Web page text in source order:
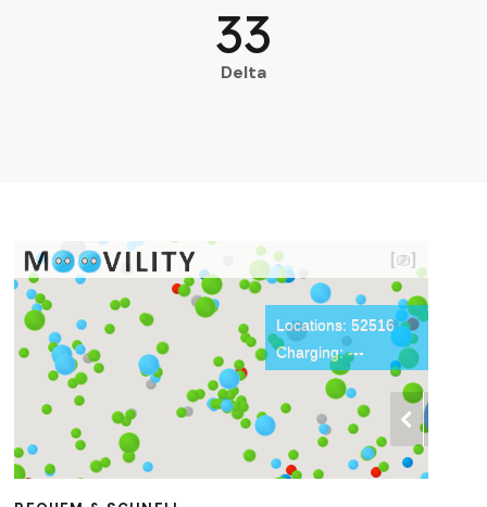
Delta
33